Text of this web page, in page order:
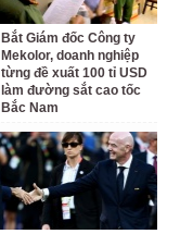
Bắt Giám đốc Công ty
Mekolor, doanh nghiệp
từng đề xuất 100 tỉ USD
làm đường sắt cao tốc
Bắc Nam